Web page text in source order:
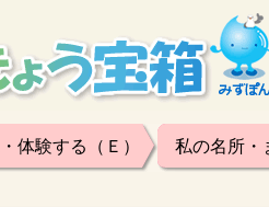
体験する（Ｅ） 私の名所・